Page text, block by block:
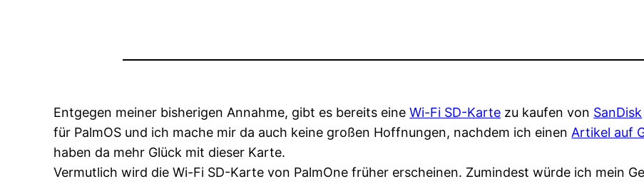
Entgegen meiner bisherigen Annahme, gibt es bereits eineWi-Fi SD-Karte zu kaufen von SanDisk
für PalmOS und ich mache mir da auch keine großen Hoffnungen, nachdem ich einen Artikel auf
haben da mehr Glück mit dieser Karte.
Vermutlich wird die Wi-Fi SD-Karte von PalmOne früher erscheinen. Zumindest würde ich mein